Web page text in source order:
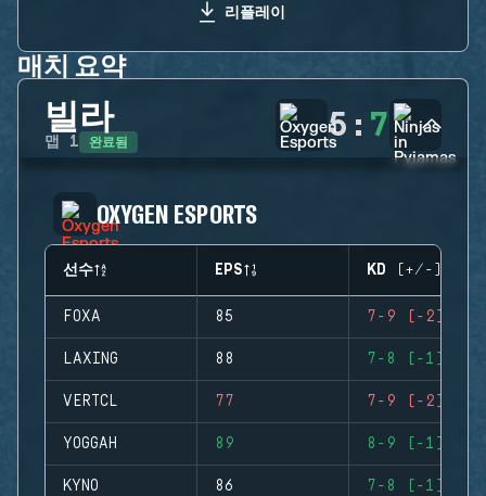
리플레이
매치 요약
빌라
맵 1 완료됨 5 : 7
OXYGEN ESPORTS
선수 EPS KD (+/-)
FOXA 85 7-9 (-2)
LAXING 88 7-8 (-1)
VERTCL 77 7-9 (-2)
YOGGAH 89 8-9 (-1)
KYNO 86 7-8 (-1)